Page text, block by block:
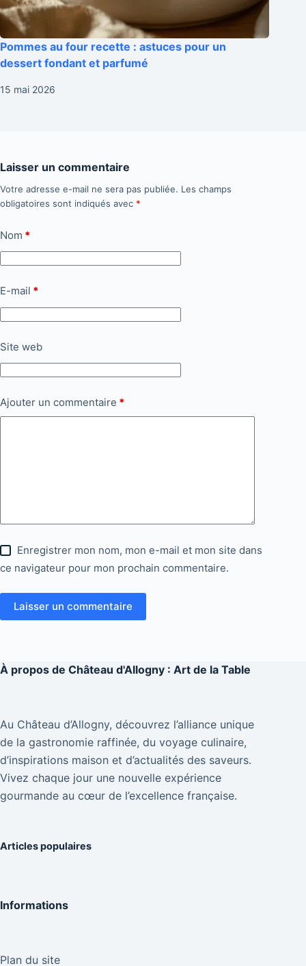
Pommes au four recette : astuces pour un
dessert fondant et parfumé
15 mai 2026
Laisser un commentaire
Votre adresse e-mail ne sera pas publiée. Les champs
obligatoires sont indiqués avec *
Nom *
E-mail *
Site web
Ajouter un commentaire *
Enregistrer mon nom, mon e-mail et mon site dans
ce navigateur pour mon prochain commentaire.
Laisser un commentaire
À propos de Château d'Allogny : Art de la Table
Au Château d’Allogny, découvrez l’alliance unique
de la gastronomie raffinée, du voyage culinaire,
d’inspirations maison et d’actualités des saveurs.
Vivez chaque jour une nouvelle expérience
gourmande au cœur de l’excellence française.
Articles populaires
Informations
Plan du site